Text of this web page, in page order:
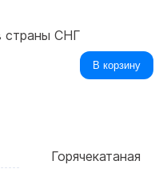
страны СНГ
В корзину
Горячекатаная